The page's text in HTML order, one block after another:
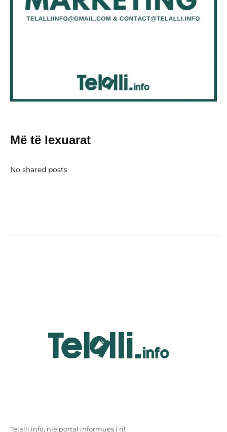
Më të lexuarat
No shared posts
Telalli.info, një portal informues i ri!